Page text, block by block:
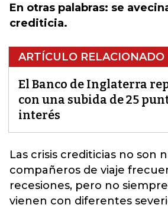
En otras palabras: se
crediticia.
ARTÍCULO RELACIONADO
El Banco de Inglaterra
con una subida de 25
interés
Las crisis crediticias no son
compañeros de viaje
recesiones, pero no
vienen con diferentes